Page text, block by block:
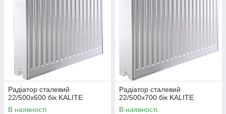
Радіатор сталевий
22/500x600 бік KALITE
В наявності
Радіатор сталевий
22/500x700 бік KALITE
В наявності